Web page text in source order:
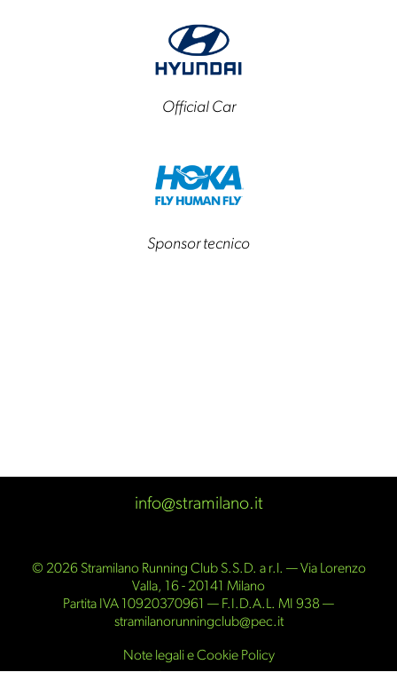
Official Car
Sponsor tecnico
info@stramilano.it
© 2026 Stramilano Running Club S.S.D. a r.l. — Via Lorenzo
Valla, 16 - 20141 Milano
Partita IVA 10920370961 — F.I.D.A.L. MI 938 —
stramilanorunningclub@pec.it
Note legali e Cookie Policy